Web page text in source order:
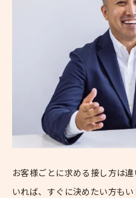
お客様ごとに求める接し方は
いれば、すぐに決めたい方も